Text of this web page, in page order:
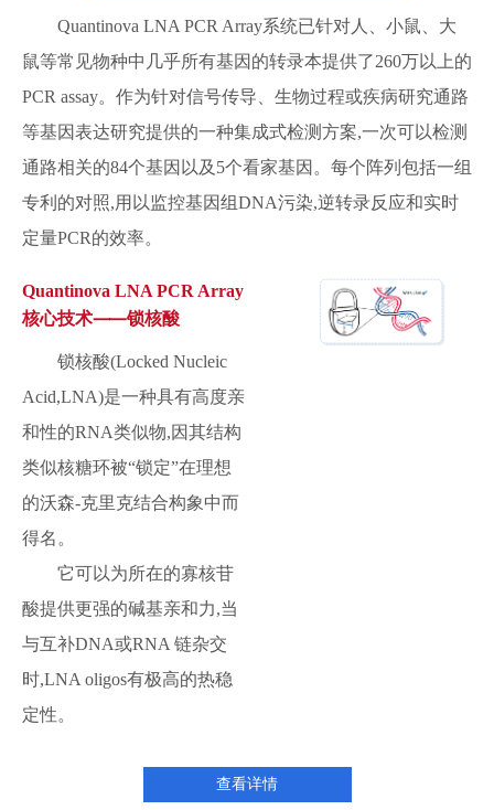
Quantinova LNA PCR Array系统已针对人、小鼠、大
鼠等常见物种中几乎所有基因的转录本提供了260万以上的
PCR assay。作为针对信号传导、生物过程或疾病研究通路
等基因表达研究提供的一种集成式检测方案,一次可以检测
通路相关的84个基因以及5个看家基因。每个阵列包括一组
专利的对照,用以监控基因组DNA污染,逆转录反应和实时
定量PCR的效率。
Quantinova LNA PCR Array
核心技术⸺锁核酸
锁核酸(Locked Nucleic
Acid,LNA)是一种具有高度亲
和性的RNA类似物,因其结构
类似核糖环被“锁定”在理想
的沃森-克里克结合构象中而
得名。
它可以为所在的寡核苷
酸提供更强的碱基亲和力,当
与互补DNA或RNA 链杂交
时,LNA oligos有极高的热稳
定性。
查看详情